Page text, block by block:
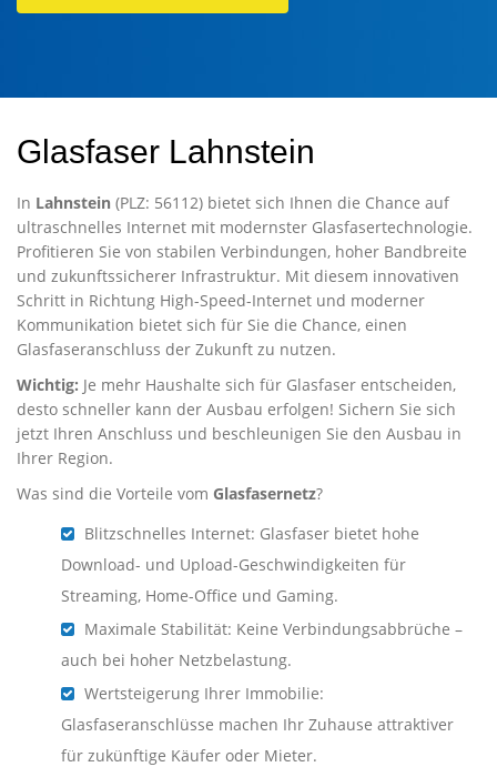
Glasfaser Lahnstein
In Lahnstein (PLZ: 56112) bietet sich Ihnen die Chance auf
ultraschnelles Internet mit modernster Glasfasertechnologie.
Profitieren Sie von stabilen Verbindungen, hoher Bandbreite
und zukunftssicherer Infrastruktur. Mit diesem innovativen
Schritt in Richtung High-Speed-Internet und moderner
Kommunikation bietet sich für Sie die Chance, einen
Glasfaseranschluss der Zukunft zu nutzen.
Wichtig: Je mehr Haushalte sich für Glasfaser entscheiden,
desto schneller kann der Ausbau erfolgen! Sichern Sie sich
jetzt Ihren Anschluss und beschleunigen Sie den Ausbau in
Ihrer Region.
Was sind die Vorteile vom Glasfasernetz?
Blitzschnelles Internet: Glasfaser bietet hohe
Download- und Upload-Geschwindigkeiten für
Streaming, Home-Office und Gaming.
Maximale Stabilität: Keine Verbindungsabbrüche –
auch bei hoher Netzbelastung.
Wertsteigerung Ihrer Immobilie:
Glasfaseranschlüsse machen Ihr Zuhause attraktiver
für zukünftige Käufer oder Mieter.